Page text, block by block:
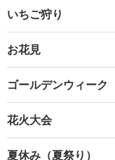
いちご狩り
お花見
ゴールデンウィーク
花火大会
夏休み（夏祭り）